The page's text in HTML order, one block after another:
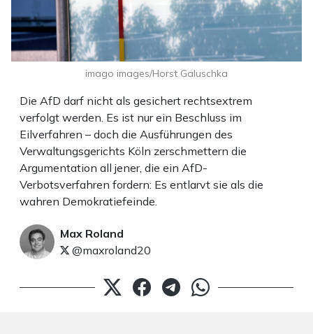
Die AfD darf nicht als gesichert rechtsextrem
verfolgt werden. Es ist nur ein Beschluss im
Eilverfahren – doch die Ausführungen des
Verwaltungsgerichts Köln zerschmettern die
Argumentation all jener, die ein AfD-
Verbotsverfahren fordern: Es entlarvt sie als die
wahren Demokratiefeinde.
Max Roland
@maxroland20
imago images/Horst Galuschka